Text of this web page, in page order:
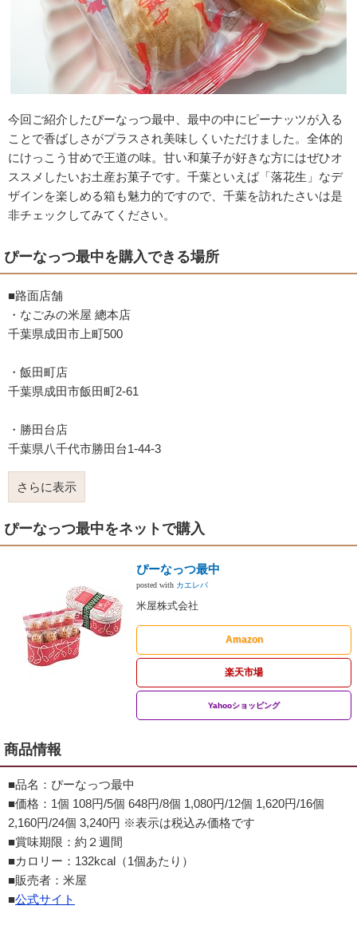
今回ご紹介したぴーなっつ最中、最中の中にピーナッツが入る
ことで香ばしさがプラスされ美味しくいただけました。全体的
にけっこう甘めで王道の味。甘い和菓子が好きな方にはぜひオ
ススメしたいお土産お菓子です。千葉といえば「落花生」なデ
ザインを楽しめる箱も魅力的ですので、千葉を訪れたさいは是
非チェックしてみてください。
ぴーなっつ最中を購入できる場所
■路面店舗
・なごみの米屋 總本店
千葉県成田市上町500
・飯田町店
千葉県成田市飯田町2-61
・勝田台店
千葉県八千代市勝田台1-44-3
さらに表示
ぴーなっつ最中をネットで購入
ぴーなっつ最中
posted with カエレバ
米屋株式会社
Amazon
楽天市場
Yahooショッピング
商品情報
■品名：ぴーなっつ最中
■価格：1個 108円/5個 648円/8個 1,080円/12個 1,620円/16個
2,160円/24個 3,240円 ※表示は税込み価格です
■賞味期限：約２週間
■カロリー：132kcal（1個あたり）
■販売者：米屋
■公式サイト